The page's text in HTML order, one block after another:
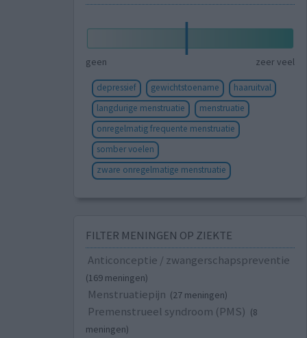
geen zeer veel
depressief gewichtstoename
haaruitval
langdurige menstruatie
menstruatie
onregelmatig frequente menstruatie
somber voelen
zware onregelmatige menstruatie
FILTER MENINGEN OP ZIEKTE
Anticonceptie / zwangerschapspreventie
(169 meningen)
Menstruatiepijn (27 meningen)
Premenstrueel syndroom (PMS) (8
meningen)